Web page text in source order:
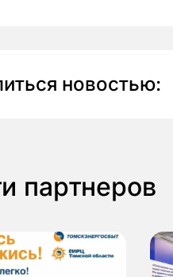
новостью:
партнеров